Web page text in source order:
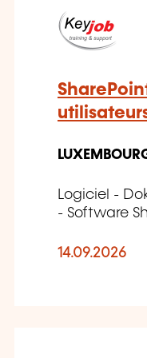
Logiciel -
- Software
14.09.2026